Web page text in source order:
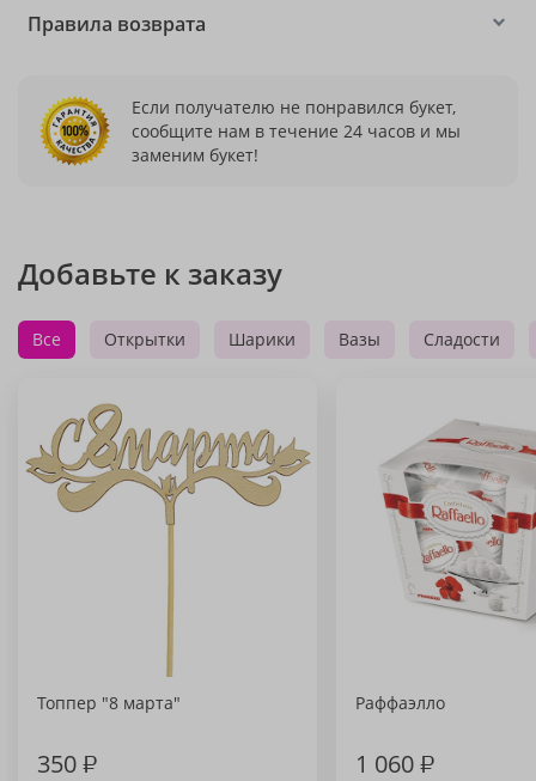
Правила возврата
Если получателю не понравился букет,
сообщите нам в течение 24 часов и мы
заменим букет!
Добавьте к заказу
Все Открытки Шарики Вазы Сладости
Топпер "8 марта"
350₽
Раффаэлло
1 060₽